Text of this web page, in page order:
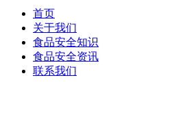
首页
关于我们
食品安全知识
食品安全资讯
联系我们